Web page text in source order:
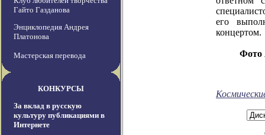
Гайто Газданова
Энциклопедия Андрея
Платонова
Мастерская перевода
КОНКУРСЫ
За вклад в русскую
культуру публикациями в
Интернете
его
концертом.
Фото